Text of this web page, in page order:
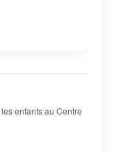
enfants au Centre